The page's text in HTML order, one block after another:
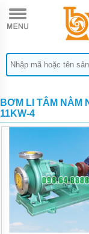
TRANG
CHỦ
BÁNH RĂNG
HEBEI
HENGSHENG
BƠM
BÁNH
RĂNG
MÁY
BƠM
BÁNH
RĂNG
TUTHILL
BƠM
BƠM LI TÂM NẰM
11KW-4